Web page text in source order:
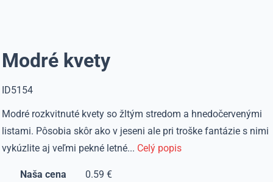
Modré kvety
ID5154
Modré rozkvitnuté kvety so žltým stredom a hnedočervenými
listami. Pôsobia skôr ako v jeseni ale pri troške fantázie s nimi
vykúzlite aj veľmi pekné letné... Celý popis
Naša cena
0.59 €